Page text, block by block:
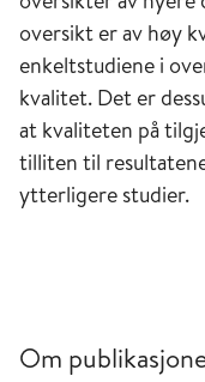
oversikt er av høy
enkeltstudiene i
kvalitet. Det er
at kvaliteten på
tilliten til
ytterligere studier.
Om